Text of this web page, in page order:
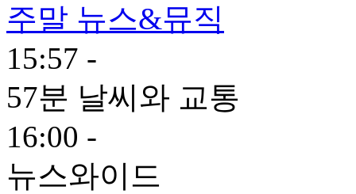
주말 뉴스&뮤직
15:57 -
57분 날씨와 교통
16:00 -
뉴스와이드